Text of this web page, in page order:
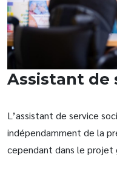
Assistant de
L’assistant de service
indépendamment de la
cependant dans le projet